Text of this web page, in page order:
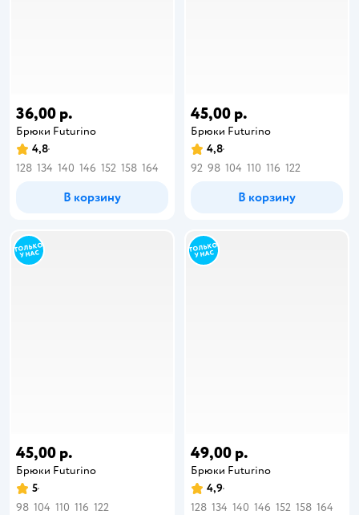
36,00 р.
Брюки Futurino
4,8
128 134 140 146 152 158 164
В корзину
45,00 р.
Брюки Futurino
4,8
92 98 104 110 116 122
В корзину
45,00 р.
Брюки Futurino
5
98 104 110 116 122
49,00 р.
Брюки Futurino
4,9
128 134 140 146 152 158 164